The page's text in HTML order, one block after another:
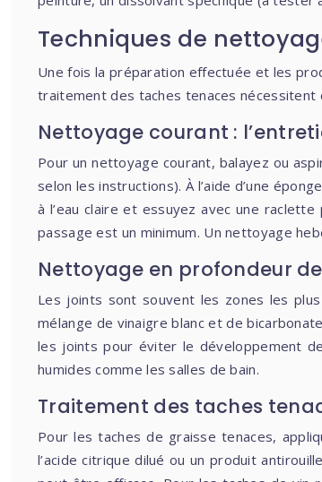
Techniques de
Une fois la préparation effectuée et les
traitement des taches tenaces nécessitent
Nettoyage courant :
Pour un nettoyage courant, balayez ou
selon les instructions). À l’aide d’une
à l’eau claire et essuyez avec une
passage est un minimum. Un nettoyage
Nettoyage en profondeur
Les joints sont souvent les zones les
mélange de vinaigre blanc et de
les joints pour éviter le développement
humides comme les salles de bain.
Traitement des taches
Pour les taches de graisse tenaces,
l’acide citrique dilué ou un produit